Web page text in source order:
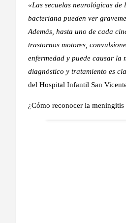
«Las secuelas neurológicas
bacteriana pueden ver
Además, hasta uno de cada
trastornos motores,
enfermedad y puede causar la
diagnóstico y tratamiento es
del Hospital Infantil San
¿Cómo reconocer la meningitis